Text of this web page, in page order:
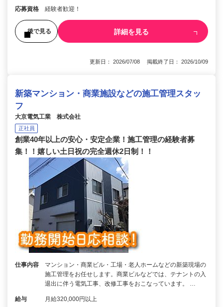
応募資格 経験者歓迎！
後で見る 詳細を見る
更新日： 2026/07/08 掲載終了日： 2026/10/09
新築マンション・商業施設などの施工管理スタッ
フ
大京電気工業 株式会社
正社員
創業40年以上の安心・安定企業！施工管理の経験者募
集！！嬉しい土日祝の完全週休2日制！！
仕事内容
マンション・商業ビル・工場・老人ホームなどの新築現場の
施工管理をお任せします。商業ビルなどでは、テナントの入
退出に伴う電気工事、改修工事をおこなっています。 …
給与 月給320,000円以上